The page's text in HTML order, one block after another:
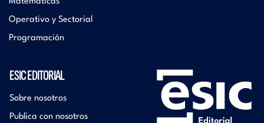
Operativo y Sectorial
Programación
ESIC EDITORIAL
Sobre nosotros
Publica con nosotros